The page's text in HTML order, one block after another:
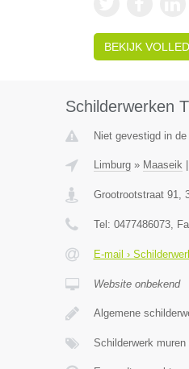
BEKIJK
Schilderwerken
Niet gevestigd in
Limburg» Maaseik|
Grootrootstraat 91,
Tel: 0477486073,
E-mail ›
Website onbekend
Algemene
Schilderwerk